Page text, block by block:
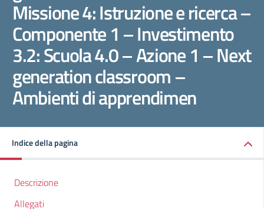
Missione 4: Istruzione e ricerca –
Componente 1 – Investimento
3.2: Scuola 4.0 – Azione 1 – Next
generation classroom –
Ambienti di apprendimen
Indice della pagina
Descrizione
Allegati